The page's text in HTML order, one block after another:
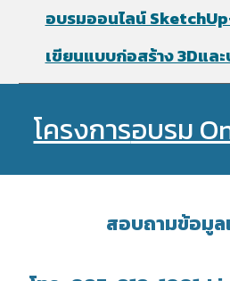
อบรมออนไลน์
เขียนแบบก่อสร้าง 3Dแล
โครงการอบรม
สอบถามข้อมูล